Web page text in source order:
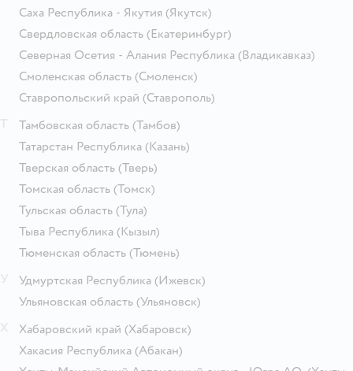
Саха Республика - Якутия (Якутск)
Свердловская область (Екатеринбург)
Северная Осетия - Алания Республика (Владикавказ)
Смоленская область (Смоленск)
Ставропольский край (Ставрополь)
Тамбовская область (Тамбов)
Татарстан Республика (Казань)
Тверская область (Тверь)
Томская область (Томск)
Тульская область (Тула)
Тыва Республика (Кызыл)
Тюменская область (Тюмень)
Удмуртская Республика (Ижевск)
Ульяновская область (Ульяновск)
Хабаровский край (Хабаровск)
Хакасия Республика (Абакан)